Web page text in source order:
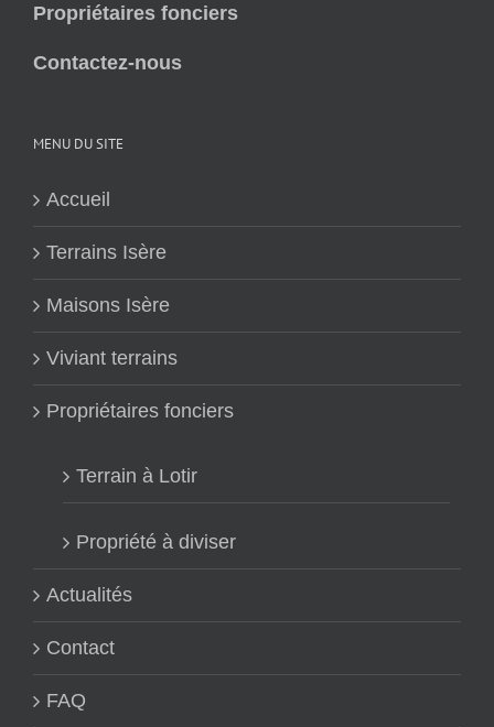
Propriétaires fonciers
Contactez-nous
MENU DU SITE
Accueil
Terrains Isère
Maisons Isère
Viviant terrains
Propriétaires fonciers
Terrain à Lotir
Propriété à diviser
Actualités
Contact
FAQ